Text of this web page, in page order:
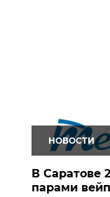
НОВОСТИ
В Саратове
парами